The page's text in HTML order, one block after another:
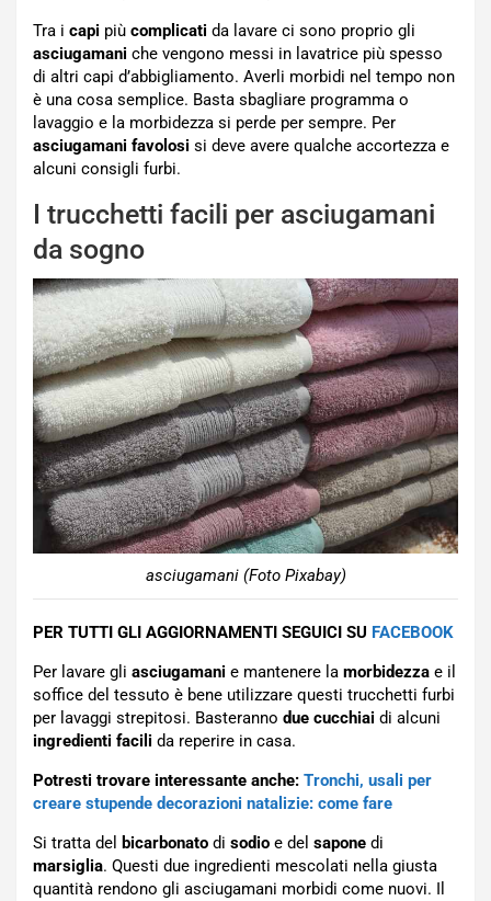
Tra i capi più complicati da lavare ci sono proprio gli
asciugamani che vengono messi in lavatrice più spesso
di altri capi d’abbigliamento. Averli morbidi nel tempo non
è una cosa semplice. Basta sbagliare programma o
lavaggio e la morbidezza si perde per sempre. Per
asciugamani favolosi si deve avere qualche accortezza e
alcuni consigli furbi.
I trucchetti facili per asciugamani
da sogno
asciugamani (Foto Pixabay)
PER TUTTI GLI AGGIORNAMENTI SEGUICI SU FACEBOOK
Per lavare gli asciugamani e mantenere la morbidezza e il
soffice del tessuto è bene utilizzare questi trucchetti furbi
per lavaggi strepitosi. Basteranno due cucchiai di alcuni
ingredienti facili da reperire in casa.
Potresti trovare interessante anche: Tronchi, usali per
creare stupende decorazioni natalizie: come fare
Si tratta del bicarbonato di sodio e del sapone di
marsiglia. Questi due ingredienti mescolati nella giusta
quantità rendono gli asciugamani morbidi come nuovi. Il